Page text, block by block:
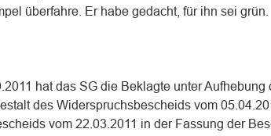
überfahre. Er habe gedacht, für ihn sei grün.
hat das SG die Beklagte unter
des Widerspruchsbescheids vom
vom 22.03.2011 in der Fassung der